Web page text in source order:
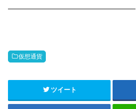
━━━━━━━━━━━━━━━━
仮想通貨
ツイート